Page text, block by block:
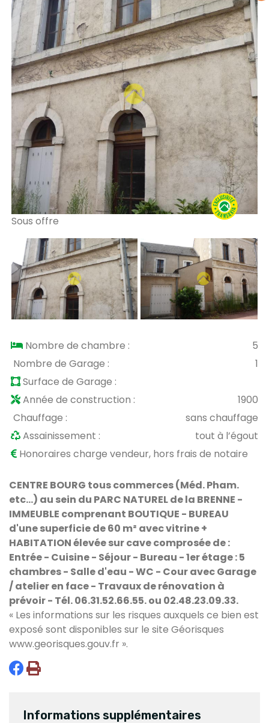
Sous offre
Nombre de chambre :
5
Nombre de Garage :
1
Surface de Garage :
Année de construction :
1900
Chauffage :
sans chauffage
Assainissement :
tout à l’égout
Honoraires charge vendeur, hors frais de notaire
CENTRE BOURG tous commerces (Méd. Pham.
etc...) au sein du PARC NATUREL de la BRENNE -
IMMEUBLE comprenant BOUTIQUE - BUREAU
d'une superficie de 60 m² avec vitrine +
HABITATION élevée sur cave comprosée de :
Entrée - Cuisine - Séjour - Bureau - 1er étage : 5
chambres - Salle d'eau - WC - Cour avec Garage
/ atelier en face - Travaux de rénovation à
prévoir - Tél. 06.31.52.66.55. ou 02.48.23.09.33.
« Les informations sur les risques auxquels ce bien est
exposé sont disponibles sur le site Géorisques
www.georisques.gouv.fr ».
Informations supplémentaires